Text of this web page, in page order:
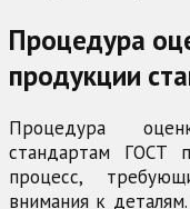
Процедура
продукции
Процедура
стандартам ГОСТ
процесс,
внимания к